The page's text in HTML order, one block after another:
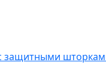
защитными